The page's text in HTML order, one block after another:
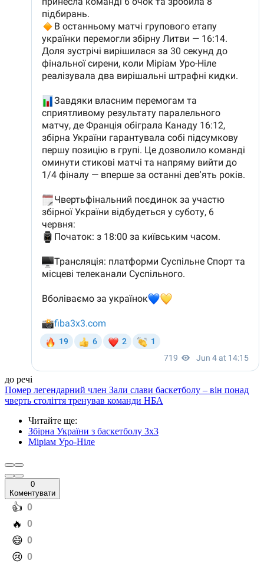
до речі
Помер легендарний член Зали слави баскетболу – він понад
чверть століття тренував команди НБА
Читайте ще:
Збірна України з баскетболу 3х3
Міріам Уро-Ніле
0
Коментувати
️👍 0
️🔥 0
️😄 0
️😢 0